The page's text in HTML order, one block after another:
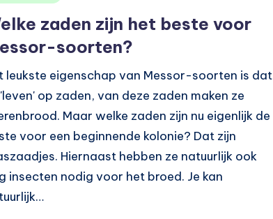
zaden zijn het beste voor
soorten?
leukste eigenschap van Messor-soorten is dat
op zaden, van deze zaden maken ze
Maar welke zaden zijn nu eigenlijk de
voor een beginnende kolonie? Dat zijn
Hiernaast hebben ze natuurlijk ook
insecten nodig voor het broed. Je kan